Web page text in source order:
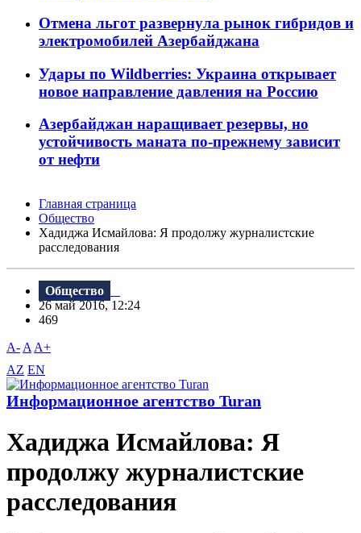
Отмена льгот развернула рынок гибридов и
электромобилей Азербайджана
Удары по Wildberries: Украина открывает
новое направление давления на Россию
Азербайджан наращивает резервы, но
устойчивость маната по-прежнему зависит
от нефти
Главная страница
Общество
Хадиджа Исмайлова: Я продолжу журналистские
расследования
Общество
26 май 2016, 12:24
469
A- A A+
AZ EN
Информационное агентство Turan
Хадиджа Исмайлова: Я
продолжу журналистские
расследования